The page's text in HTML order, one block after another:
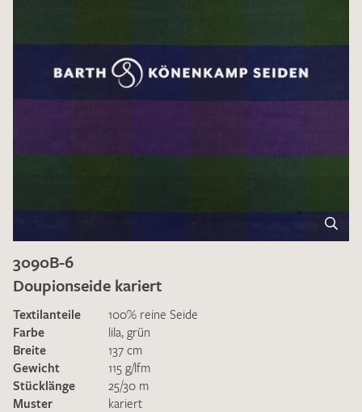
3090B-6
Doupionseide kariert
Textilanteile
100% reine Seide
Farbe
lila, grün
Breite
137 cm
Gewicht
115 g/lfm
Stücklänge
25/30 m
Muster
kariert